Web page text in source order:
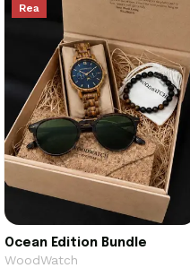
Rea
Ocean Edition Bundle
WoodWatch